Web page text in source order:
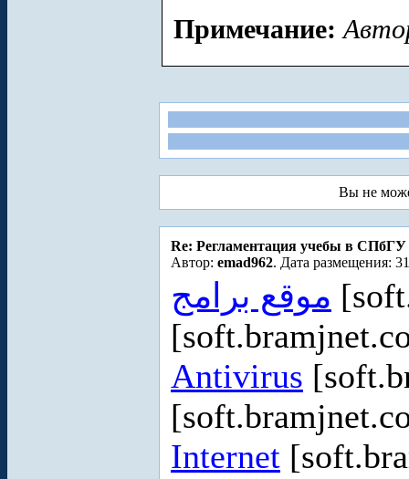
Примечание:
Вы не
Re: Регламентация учебы в СПбГУ
Автор: emad962. Дата размещения:
موقع برامج
Antivirus
Internet